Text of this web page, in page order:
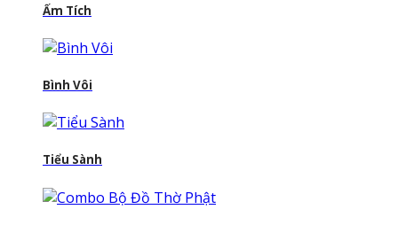
Ấm Tích
Bình Vôi
Tiểu Sành